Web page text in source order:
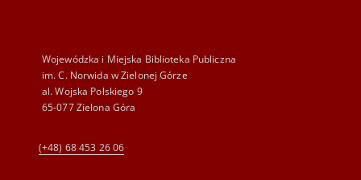
Wojewódzka i Miejska Biblioteka Publiczna
im. C. Norwida w Zielonej Górze
al. Wojska Polskiego 9
65-077 Zielona Góra
(+48) 68 453 26 06